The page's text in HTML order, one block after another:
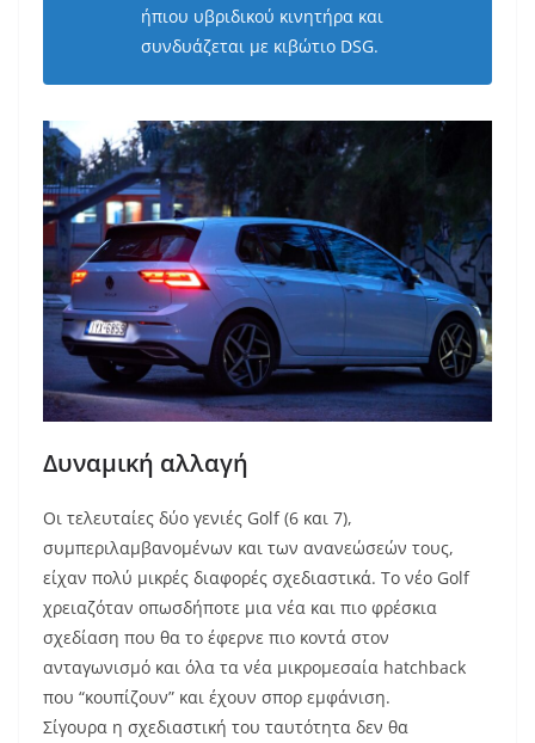
ήπιου υβριδικού κινητήρα και
συνδυάζεται με κιβώτιο DSG.
Δυναμική αλλαγή
Οι τελευταίες δύο γενιές Golf (6 και 7),
συμπεριλαμβανομένων και των ανανεώσεών τους,
είχαν πολύ μικρές διαφορές σχεδιαστικά. Το νέο Golf
χρειαζόταν οπωσδήποτε μια νέα και πιο φρέσκια
σχεδίαση που θα το έφερνε πιο κοντά στον
ανταγωνισμό και όλα τα νέα μικρομεσαία hatchback
που “κουπίζουν” και έχουν σπορ εμφάνιση.
Σίγουρα η σχεδιαστική του ταυτότητα δεν θα